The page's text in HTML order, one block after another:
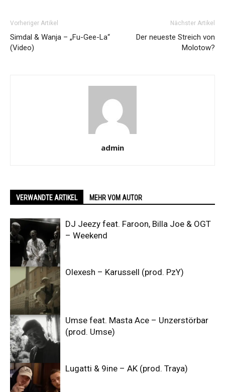
Vorheriger Artikel
Simdal & Wanja – „Fu-Gee-La“
(Video)
Nächster Artikel
Der neueste Streich von
Molotow?
admin
VERWANDTE ARTIKEL MEHR VOM AUTOR
DJ Jeezy feat. Faroon, Billa Joe & OGT
– Weekend
Olexesh – Karussell (prod. PzY)
Umse feat. Masta Ace – Unzerstörbar
(prod. Umse)
Lugatti & 9ine – AK (prod. Traya)